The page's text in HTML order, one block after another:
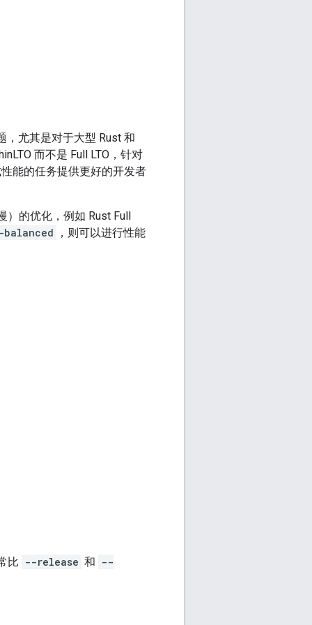
尤其是对于大型 Rust 和
而不是 Full LTO，针对
能的任务提供更好的开发者
）的优化，例如 Rust Full
，则可以进行性能
比 --release 和 --